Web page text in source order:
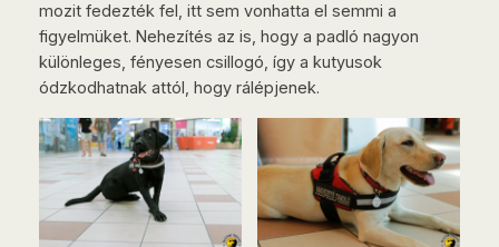
mozit fedezték fel, itt sem vonhatta el semmi a
figyelmüket. Nehezítés az is, hogy a padló nagyon
különleges, fényesen csillogó, így a kutyusok
ódzkodhatnak attól, hogy rálépjenek.